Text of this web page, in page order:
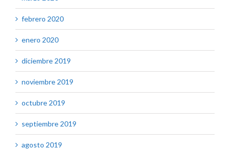
febrero 2020
enero 2020
diciembre 2019
noviembre 2019
octubre 2019
septiembre 2019
agosto 2019